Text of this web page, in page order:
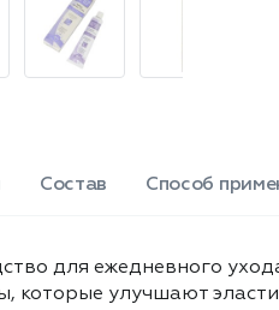
Состав Способ
для ежедневного
которые улучшают